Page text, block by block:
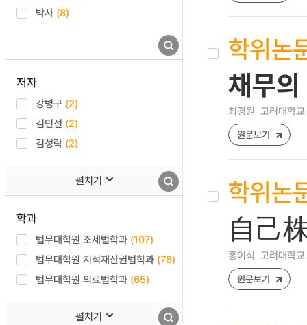
박사 (8)
저자
강병구 (2)
김민선 (2)
김성락 (2)
펼치기
학과
법무대학원 조세법학과 (107)
법무대학원 지적재산권법학과 (76)
법무대학원 의료법학과 (65)
펼치기
학위논
채무
최경원 고려대학
원문보기
학위논
自己
홍이식 고려대학
원문보기